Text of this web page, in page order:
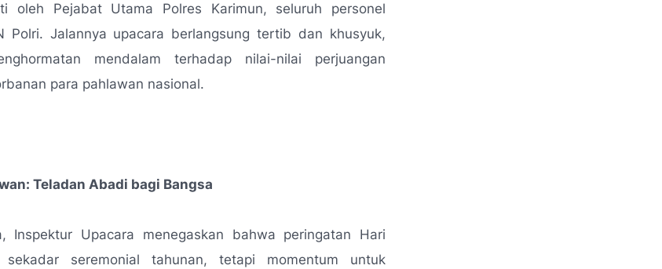
oleh Pejabat Utama Polres Karimun, seluruh personel
Polri. Jalannya upacara berlangsung tertib dan khusyuk,
mendalam terhadap nilai-nilai perjuangan
para pahlawan nasional.
Teladan Abadi bagi Bangsa
Inspektur Upacara menegaskan bahwa peringatan Hari
sekadar seremonial tahunan, tetapi momentum untuk